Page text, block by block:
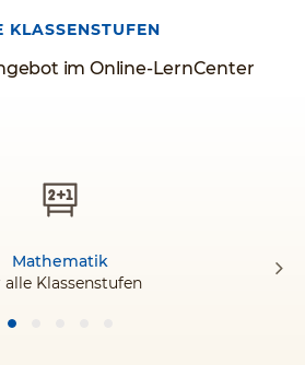
KLASSENSTUFEN
im Online-LernCenter
Mathematik
alle Klassenstufen